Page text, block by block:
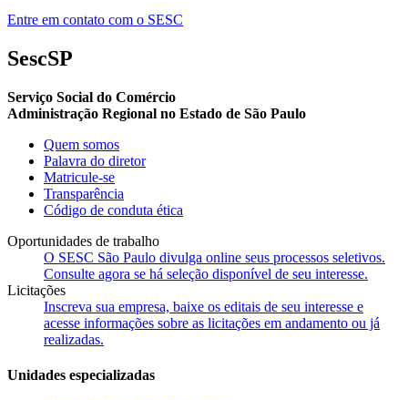
Entre em contato com o SESC
SescSP
Serviço Social do Comércio
Administração Regional no Estado de São Paulo
Quem somos
Palavra do diretor
Matricule-se
Transparência
Código de conduta ética
Oportunidades de trabalho
O SESC São Paulo divulga online seus processos seletivos.
Consulte agora se há seleção disponível de seu interesse.
Licitações
Inscreva sua empresa, baixe os editais de seu interesse e
acesse informações sobre as licitações em andamento ou já
realizadas.
Unidades especializadas